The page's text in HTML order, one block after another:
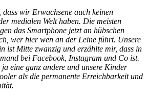
dass wir Erwachsene auch keinen
medialen Welt haben. Die meisten
das Smartphone jetzt an hübschen
wer hier wen an der Leine führt. Unsere
ist Mitte zwanzig und erzählte mir, dass in
bei Facebook, Instagram und Co ist.
eine ganz andere und unsere Kinder
als die permanente Erreichbarkeit und